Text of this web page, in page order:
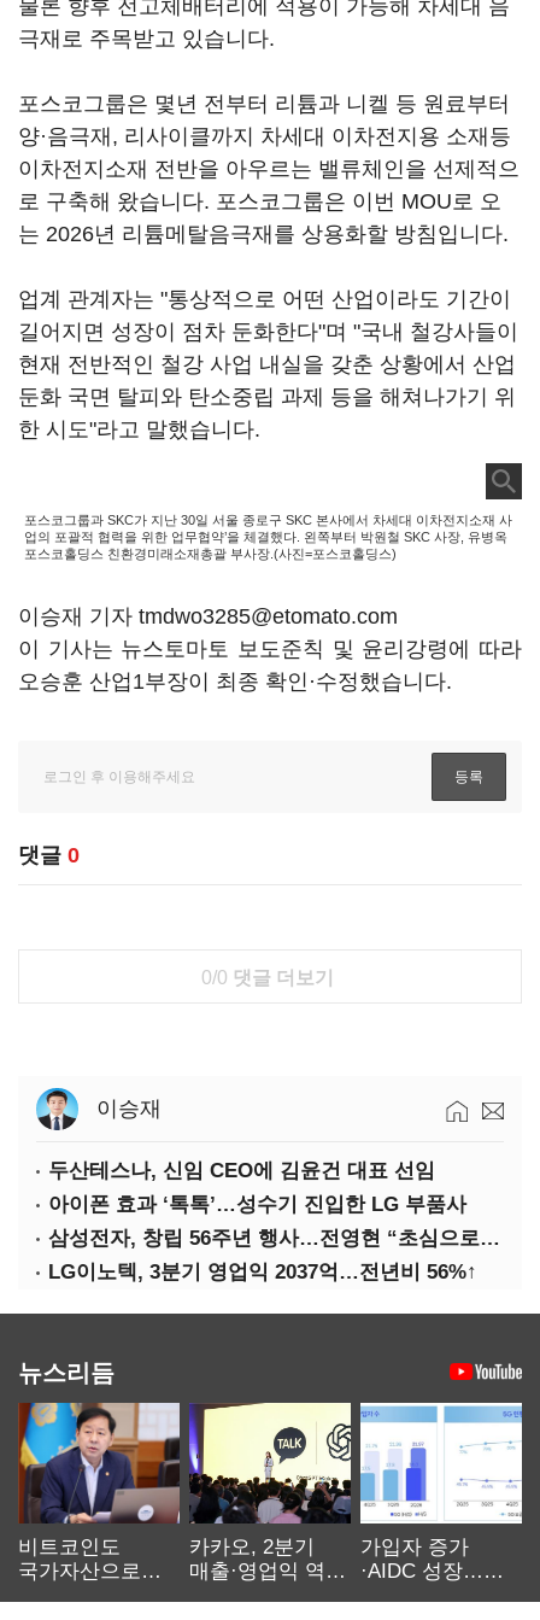
물론 향후 전고체배터리에 적용이 가능해 차세대 음
극재로 주목받고 있습니다.
포스코그룹은 몇년 전부터 리튬과 니켈 등 원료부터
양·음극재, 리사이클까지 차세대 이차전지용 소재등
이차전지소재 전반을 아우르는 밸류체인을 선제적으
로 구축해 왔습니다. 포스코그룹은 이번 MOU로 오
는 2026년 리튬메탈음극재를 상용화할 방침입니다.
업계 관계자는 "통상적으로 어떤 산업이라도 기간이
길어지면 성장이 점차 둔화한다"며 "국내 철강사들이
현재 전반적인 철강 사업 내실을 갖춘 상황에서 산업
둔화 국면 탈피와 탄소중립 과제 등을 해쳐나가기 위
한 시도"라고 말했습니다.
포스코그룹과 SKC가 지난 30일 서울 종로구 SKC 본사에서 차세대 이차전지소재 사
업의 포괄적 협력을 위한 업무협약’을 체결했다. 왼쪽부터 박원철 SKC 사장, 유병옥
포스코홀딩스 친환경미래소재총괄 부사장.(사진=포스코홀딩스)
이승재 기자 tmdwo3285@etomato.com
이 기사는 뉴스토마토 보도준칙 및 윤리강령에 따라
오승훈 산업1부장이 최종 확인·수정했습니다.
댓글 0
0/0 댓글 더보기
이승재
두산테스나, 신임 CEO에 김윤건 대표 선임
아이폰 효과 ‘톡톡’…성수기 진입한 LG 부품사
삼성전자, 창립 56주년 행사…전영현 “초심으로 경쟁력 회복해야”
LG이노텍, 3분기 영업익 2037억…전년비 56%↑
뉴스리듬
비트코인도
국가자산으로…'
카카오, 2분기
매출·영업익 역대
가입자 증가
·AIDC 성장…